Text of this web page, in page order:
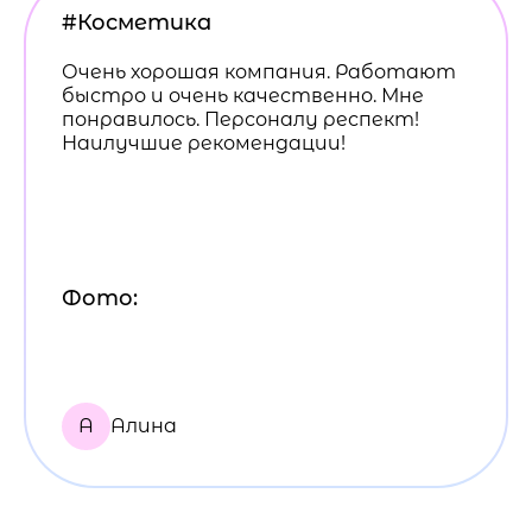
#Косметика
Очень хорошая компания. Работают
быстро и очень качественно. Мне
понравилось. Персоналу респект!
Наилучшие рекомендации!
Фото:
А Алина